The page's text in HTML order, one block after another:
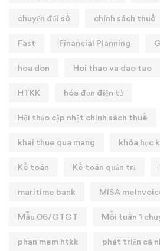
chuyển đổi số chính sách thuế
Fast Financial Planning
hoa don Hoi thao va dao tao
HTKK hóa đơn điện tử
Hội thảo cập nhật chính sách thuế
khai thue qua mang khóa học
Kế toán Kế toán quản trị
maritime bank MISA
Mẫu 06/GTGT Mỗi tuần 1
phan mem htkk phát triển cá